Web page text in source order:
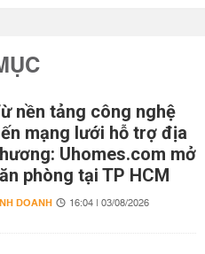
nền tảng công nghệ
mạng lưới hỗ trợ địa
Uhomes.com mở
phòng tại TP HCM
DOANH 16:04 | 03/08/2026